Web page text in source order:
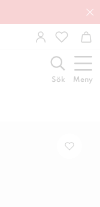
Sök Meny